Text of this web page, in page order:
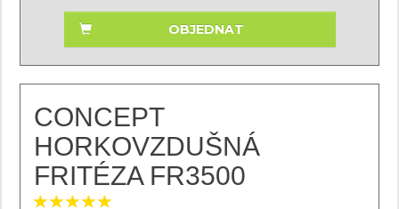
OBJEDNAT
CONCEPT
HORKOVZDUŠNÁ
FRITÉZA FR3500